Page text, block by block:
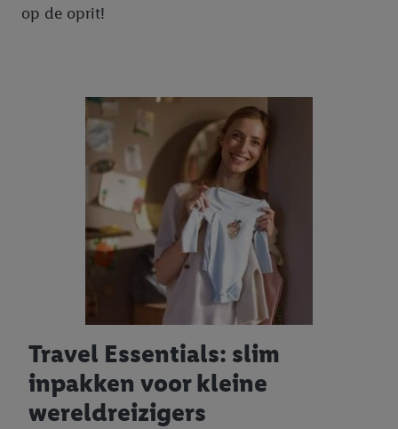
op de oprit!
Travel Essentials: slim
inpakken voor kleine
wereldreizigers